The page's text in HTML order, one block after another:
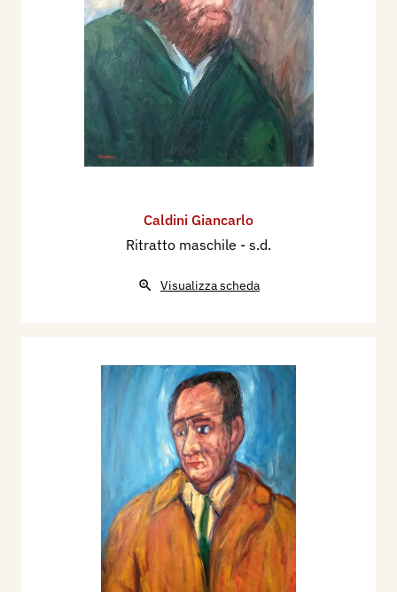
Caldini Giancarlo
Ritratto maschile - s.d.
Visualizza scheda